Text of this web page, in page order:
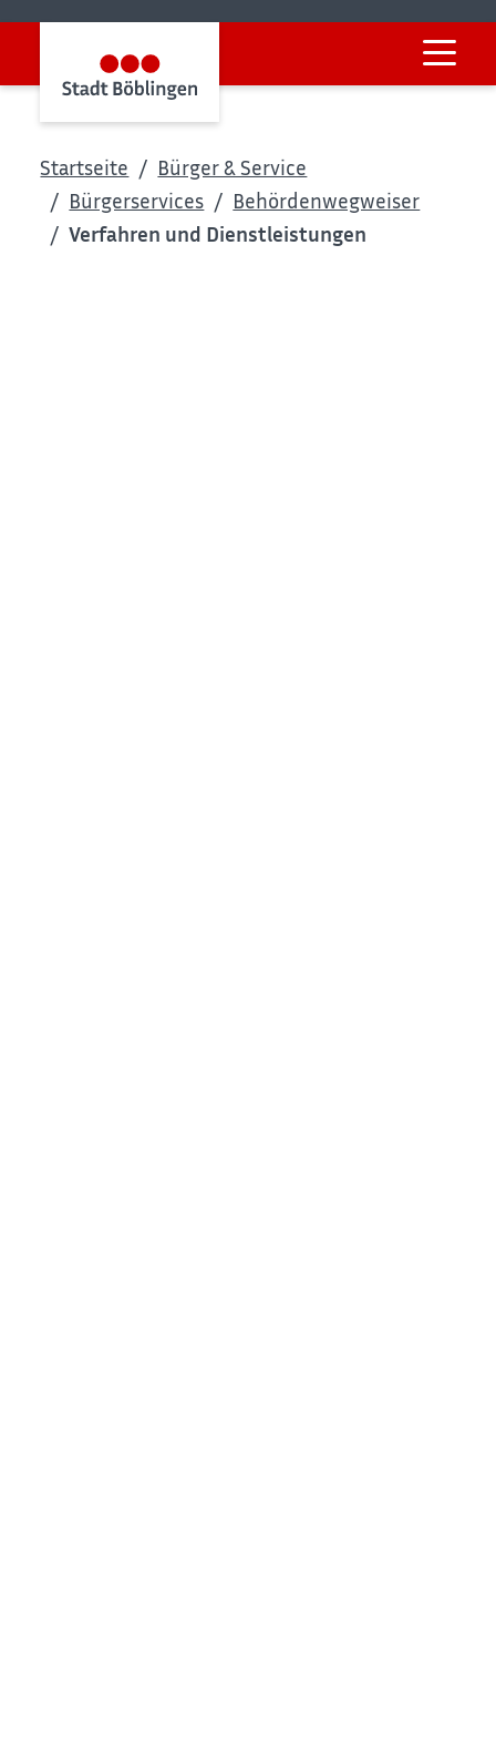
Startseite
Bürger & Service
Bürgerservices
Behördenwegweiser
Verfahren und Dienstleistungen